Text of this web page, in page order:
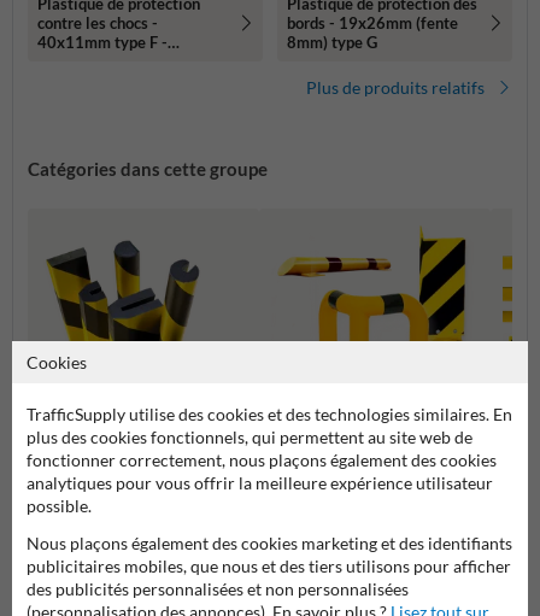
contre les chocs -
40x11mm type F -
bords - 19x26mm (fente
8mm) type G
Plus de produits relatifs
Catégories dans cette groupe
Protection contre les chocs
Protections d'angle et
supports de protection
Barrière de sécurité et protection industrielle
Cookies
TrafficSupply utilise des cookies et des technologies similaires. En
plus des cookies fonctionnels, qui permettent au site web de
fonctionner correctement, nous plaçons également des cookies
analytiques pour vous offrir la meilleure expérience utilisateur
possible.
Nous plaçons également des cookies marketing et des identifiants
publicitaires mobiles, que nous et des tiers utilisons pour afficher
des publicités personnalisées et non personnalisées
(personnalisation des annonces). En savoir plus ? Lisez tout sur